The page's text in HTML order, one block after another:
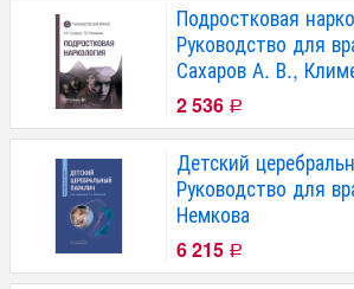
Подростковая
Руководство для
Сахаров А. В.,
2 536 Р
Детский
Руководство для
Немкова
6 215 Р